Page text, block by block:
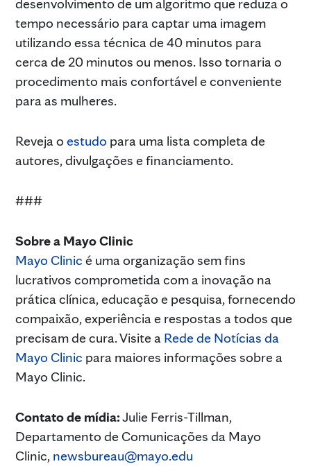
desenvolvimento de um algoritmo que reduza o
tempo necessário para captar uma imagem
utilizando essa técnica de 40 minutos para
cerca de 20 minutos ou menos. Isso tornaria o
procedimento mais confortável e conveniente
para as mulheres.
Reveja o estudo para uma lista completa de
autores, divulgações e financiamento.
###
Sobre a Mayo Clinic
Mayo Clinic é uma organização sem fins
lucrativos comprometida com a inovação na
prática clínica, educação e pesquisa, fornecendo
compaixão, experiência e respostas a todos que
precisam de cura. Visite a Rede de Notícias da
Mayo Clinic para maiores informações sobre a
Mayo Clinic.
Contato de mídia:Julie Ferris-Tillman,
Departamento de Comunicações da Mayo
Clinic, newsbureau@mayo.edu